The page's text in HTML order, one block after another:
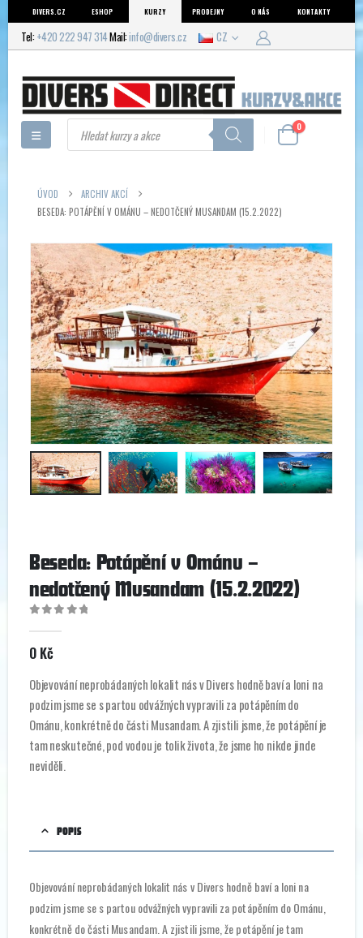
DIVERS.CZ ESHOP KURZY PRODEJNY O NÁS KONTAKTY
Tel: +420 222 947 314Mail:info@divers.cz CZ
Products
search 0
ÚVOD
ARCHIV AKCÍ
BESEDA: POTÁPĚNÍ V OMÁNU – NEDOTČENÝ MUSANDAM (15.2.2022)
Beseda: Potápění v Ománu –
nedotčený Musandam (15.2.2022)
0 Kč
Objevování neprobádaných lokalit nás v Divers hodně baví a loni na
podzim jsme se s partou odvážných vypravili za potápěním do
Ománu, konkrétně do části Musandam. A zjistili jsme, že potápění je
tam neskutečné, pod vodou je tolik života, že jsme ho nikde jinde
neviděli.
POPIS
Objevování neprobádaných lokalit nás v Divers hodně baví a loni na
podzim jsme se s partou odvážných vypravili za potápěním do Ománu,
konkrétně do části Musandam. A zjistili jsme, že potápění je tam